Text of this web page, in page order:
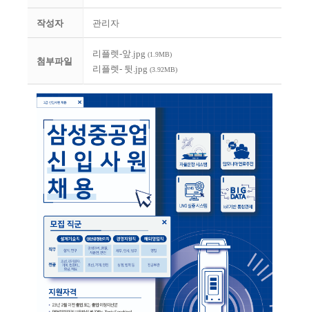
작성자 관리자
첨부파일
리플렛-앞.jpg (1.9MB)
리플렛- 뒷.jpg (3.92MB)